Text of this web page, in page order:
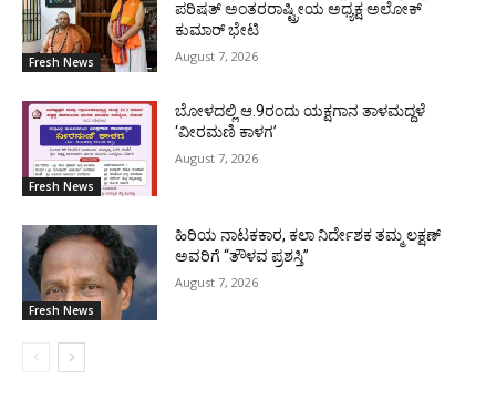
Fresh News
ಪರಿಷತ್ ಅಂತರರಾಷ್ಟ್ರೀಯ ಅಧ್ಯಕ್ಷ ಅಲೋಕ್
ಕುಮಾರ್ ಭೇಟಿ
August 7, 2026
Fresh News
ಬೋಳದಲ್ಲಿ ಆ.9ರಂದು ಯಕ್ಷಗಾನ ತಾಳಮದ್ದಳೆ
‘ವೀರಮಣಿ ಕಾಳಗ’
August 7, 2026
Fresh News
ಹಿರಿಯ ನಾಟಕಕಾರ, ಕಲಾ ನಿರ್ದೇಶಕ ತಮ್ಮ ಲಕ್ಷಣ್
ಅವರಿಗೆ “ತೌಳವ ಪ್ರಶಸ್ತಿ”
August 7, 2026